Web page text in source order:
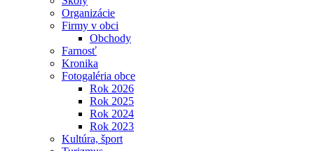
Organizácie
Firmy v obci
Obchody
Farnosť
Kronika
Fotogaléria obce
Rok 2026
Rok 2025
Rok 2024
Rok 2023
Kultúra, šport